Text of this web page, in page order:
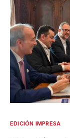
EDICIÓN IMPRESA